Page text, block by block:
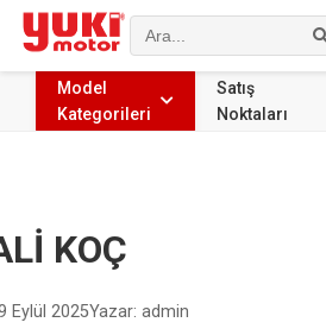
Model
Kategorileri
Satış
Noktaları
KOÇ
Eylül 2025Yazar: admin